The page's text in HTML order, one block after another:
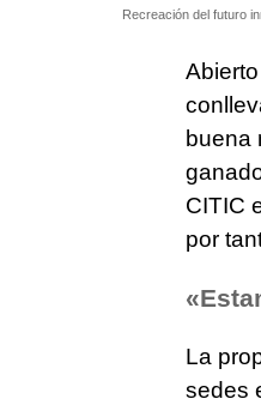
Recreación del futuro
buena
CITIC
por
La
sedes